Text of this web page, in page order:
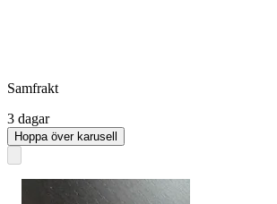
Samfrakt
3 dagar
Hoppa över karusell